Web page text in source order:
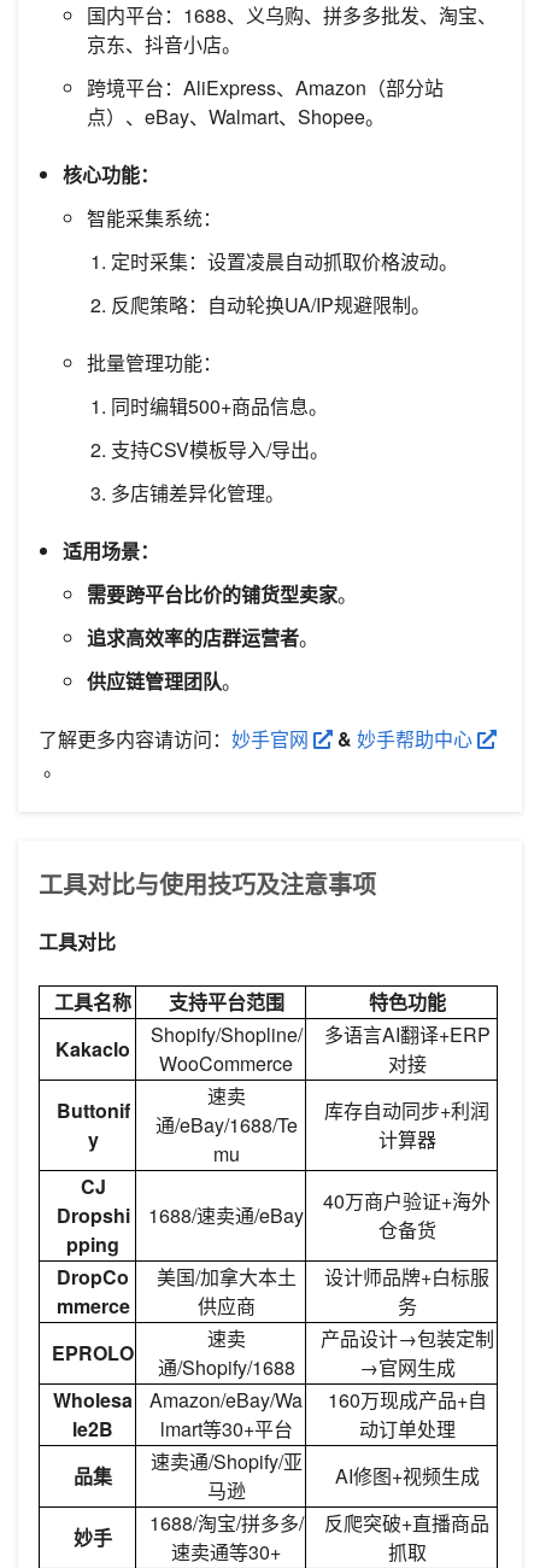
国内平台：1688、义乌购、拼多多批发、淘宝、
京东、抖音小店。
跨境平台：AliExpress、Amazon（部分站
点）、eBay、Walmart、Shopee。
核心功能：
智能采集系统：
定时采集：设置凌晨自动抓取价格波动。
反爬策略：自动轮换UA/IP规避限制。
批量管理功能：
同时编辑500+商品信息。
支持CSV模板导入/导出。
多店铺差异化管理。
适用场景：
需要跨平台比价的铺货型卖家。
追求高效率的店群运营者。
供应链管理团队。
了解更多内容请访问： 妙手官网 & 妙手帮助中心
。
工具对比与使用技巧及注意事项
工具对比
工具名称 支持平台范围
特色功能
Kakaclo
Shopify/Shopline/
WooCommerce
多语言AI翻译+ERP
对接
Buttonif
y
速卖
通/eBay/1688/Te
mu
库存自动同步+利润
计算器
CJ
Dropshi
pping
1688/速卖通/eBay
40万商户验证+海外
仓备货
DropCo
mmerce
美国/加拿大本土
供应商
设计师品牌+白标服
务
EPROLO
速卖
通/Shopify/1688
产品设计→包装定制
→官网生成
Wholesa
le2B
Amazon/eBay/Wa
lmart等30+平台
160万现成产品+自
动订单处理
品集
速卖通/Shopify/亚
马逊
AI修图+视频生成
妙手
1688/淘宝/拼多多/
速卖通等30+
反爬突破+直播商品
抓取